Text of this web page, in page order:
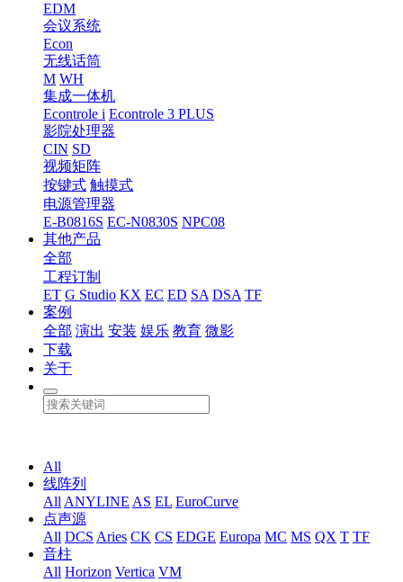
EDM
会议系统
Econ
无线话筒
M WH
集成一体机
Econtrole i Econtrole 3 PLUS
影院处理器
CIN SD
视频矩阵
按键式 触摸式
电源管理器
E-B0816S EC-N0830S NPC08
其他产品
全部
工程订制
ET G Studio KX EC ED SA DSA TF
案例
全部 演出 安装 娱乐 教育 微影
下载
关于
All
线阵列
All ANYLINE AS EL EuroCurve
点声源
All DCS Aries CK CS EDGE Europa MC MS QX T TF
音柱
All Horizon Vertica VM